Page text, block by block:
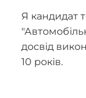
Я кандидат
досвід
10 років.